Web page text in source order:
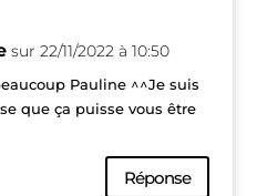
sur 22/11/2022 à 10:50
Pauline ^^Je suis
que ça puisse vous être
Réponse